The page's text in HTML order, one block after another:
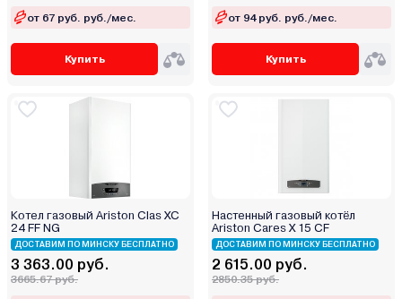
MORA-TOP
Neva
Oasis
Rispa
Rizon
Rugas
Sakovich
от 67 руб. руб./мес.
Купить
от 94 руб. руб./мес.
Купить
Котел газовый Ariston Clas XC
24 FF NG
ДОСТАВИМ ПО МИНСКУ БЕСПЛАТНО
3 363.00 руб.
3665.67 руб.
Настенный газовый котёл
Ariston Cares X 15 CF
ДОСТАВИМ ПО МИНСКУ БЕСПЛАТНО
2 615.00 руб.
2850.35 руб.